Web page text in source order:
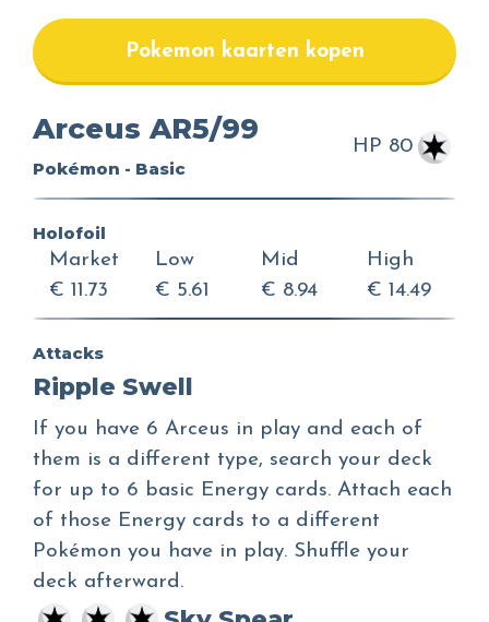
Pokemon kaarten kopen
Arceus AR5/99
Pokémon - Basic
HP 80
Holofoil
Market
€ 11.73
Low
€ 5.61
Mid
€ 8.94
High
€ 14.49
Attacks
Ripple Swell
If you have 6 Arceus in play and each of
them is a different type, search your deck
for up to 6 basic Energy cards. Attach each
of those Energy cards to a different
Pokémon you have in play. Shuffle your
deck afterward.